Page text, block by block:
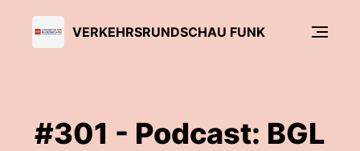
VERKEHRSRUNDSCHAU FUNK
#301 - Podcast: BGL